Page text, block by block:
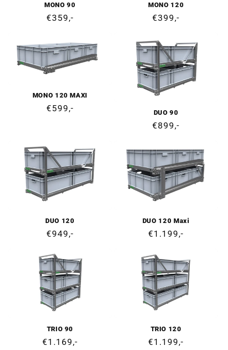
MONO 90
Cena
€359,-
MONO 120
Cena
€399,-
MONO 120 MAXI
Cena
€599,- DUO 90
Cena
€899,-
DUO 120
Cena
€949,-
DUO 120 Maxi
Cena
€1.199,-
TRIO 90
Cena
€1.169,-
TRIO 120
Cena
€1.199,-